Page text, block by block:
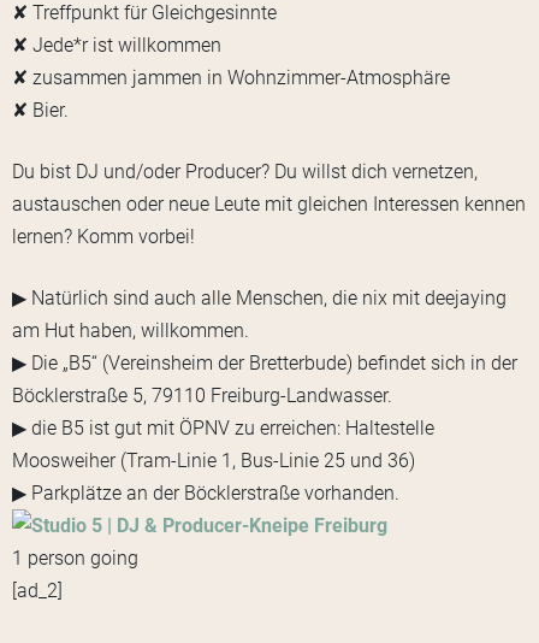
✘ Treffpunkt für Gleichgesinnte
✘ Jede*r ist willkommen
✘ zusammen jammen in Wohnzimmer-Atmosphäre
✘ Bier.
Du bist DJ und/oder Producer? Du willst dich vernetzen,
austauschen oder neue Leute mit gleichen Interessen kennen
lernen? Komm vorbei!
▶ Natürlich sind auch alle Menschen, die nix mit deejaying
am Hut haben, willkommen.
▶ Die „B5“ (Vereinsheim der Bretterbude) befindet sich in der
Böcklerstraße 5, 79110 Freiburg-Landwasser.
▶ die B5 ist gut mit ÖPNV zu erreichen: Haltestelle
Moosweiher (Tram-Linie 1, Bus-Linie 25 und 36)
▶ Parkplätze an der Böcklerstraße vorhanden.
1 person going
[ad_2]